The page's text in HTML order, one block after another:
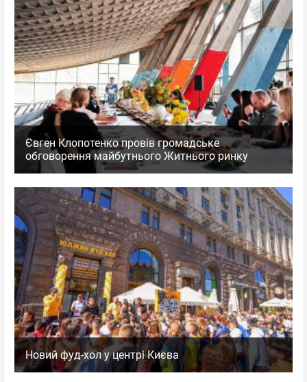
Євген Клопотенко провів громадське
обговорення майбутнього Житнього ринку
Новий фуд-хол у центрі Києва